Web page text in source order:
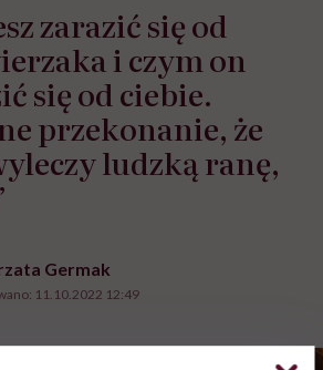
zarazić się od
i czym on
się od ciebie.
przekonanie, że
ludzką ranę,
Germak
11.10.2022 12:49